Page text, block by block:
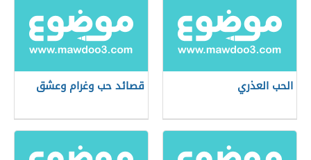
الحب العذري قصائد حب وغرام وعشق